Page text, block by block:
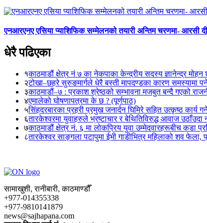
एनआरएनए एसिया प्याशिफिक सम्मेलनको तयारी अन्तिम चरणमा-
धेरै पढिएका
१काठमाडौं क्षेत्र नं ७ का नेकपाका केन्द्रीय सदस्य ज्ञानेन्द्र मोहन
२टोखा–छहरे सुरुङमार्गले धेरै बस्ती मापदण्डका कारण समस्यामा
३काठमाडौं–७ : प्रकाश श्रेष्ठको सम्भावना मजबुत बन्दै गएको
४एमालेको घोषणापत्रमा के छ ? (पूर्णपाठ)
५सिंहदरबारका प्रहरी प्रमुख जनार्दन घिमिरे सहित उत्कृष्ठ कार्य
६तारकेश्वरमा युवाहरुले भ्रष्टाचार र बेथितिविरुद्ध आवाज उठाँउदा
७काठमाडौं क्षेत्र नं. ६ मा लोकप्रिय युवा उम्मेदवारहरूबीच कडा
८तारकेश्वर साङ्गला पटापुमा ईभी गाडीभित्र महिलाको शव
सामाखुशी, रानीबारी, काठमाण्डौँ
+977-014355338
+977-9810141879
news@sajhapana.com